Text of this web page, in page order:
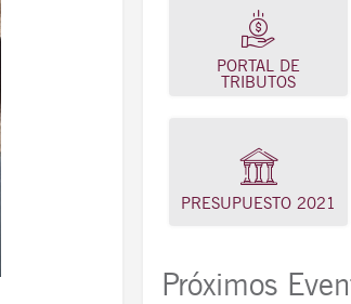
PORTAL DE
TRIBUTOS
PRESUPUESTO 2021
Próximos